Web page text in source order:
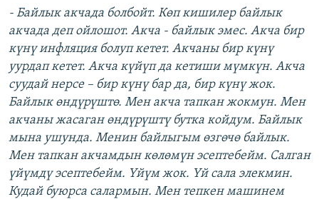
- Байлык акчада болбойт. Көп кишилер байлык
акчада деп ойлошот. Акча - байлык эмес. Акча бир
күнү инфляция болуп кетет. Акчаны бир күнү
уурдап кетет. Акча күйүп да кетиши мүмкүн. Акча
суудай нерсе – бир күнү бар да, бир күнү жок.
Байлык өндүрүштө. Мен акча тапкан жокмун. Мен
акчаны жасаган өндүрүштү бутка койдум. Байлык
мына ушунда. Менин байлыгым өзгөчө байлык.
Мен тапкан акчамдын көлөмүн эсептебейм. Салган
үйүмдү эсептебейм. Үйүм жок. Үй сала элекмин.
Кудай буюрса салармын. Мен тепкен машинем